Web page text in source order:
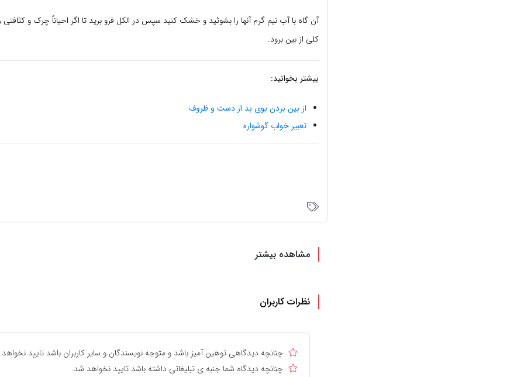
آن گاه با آب نیم گرم آنها را بشوئید و خشک کنید سپس در الکل فرو برید تا اگر احیاناً چرک و
کلی از بین برود.
بیشتر بخوانید:
از بین بردن بوی بد از دست و ظروف
تعبیر خواب گوشواره
مشاهده بیشتر
نظرات کاربران
چنانچه دیدگاهی توهین آمیز باشد و متوجه نویسندگان و سایر کاربران باشد تایید
چنانچه دیدگاه شما جنبه ی تبلیغاتی داشته باشد تایید نخواهد شد.